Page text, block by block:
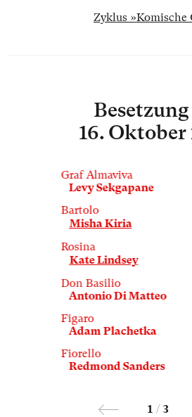
Zyklus »Komische
Besetzung
16. Oktober
Graf Almaviva
Levy Sekgapane
Bartolo
Misha Kiria
Rosina
Kate Lindsey
Don Basilio
Antonio Di Matteo
Figaro
Adam Plachetka
Fiorello
Redmond Sanders
1 / 3